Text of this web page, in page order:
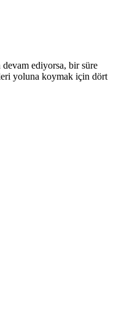
ediyorsa, bir süre
yoluna koymak için dört